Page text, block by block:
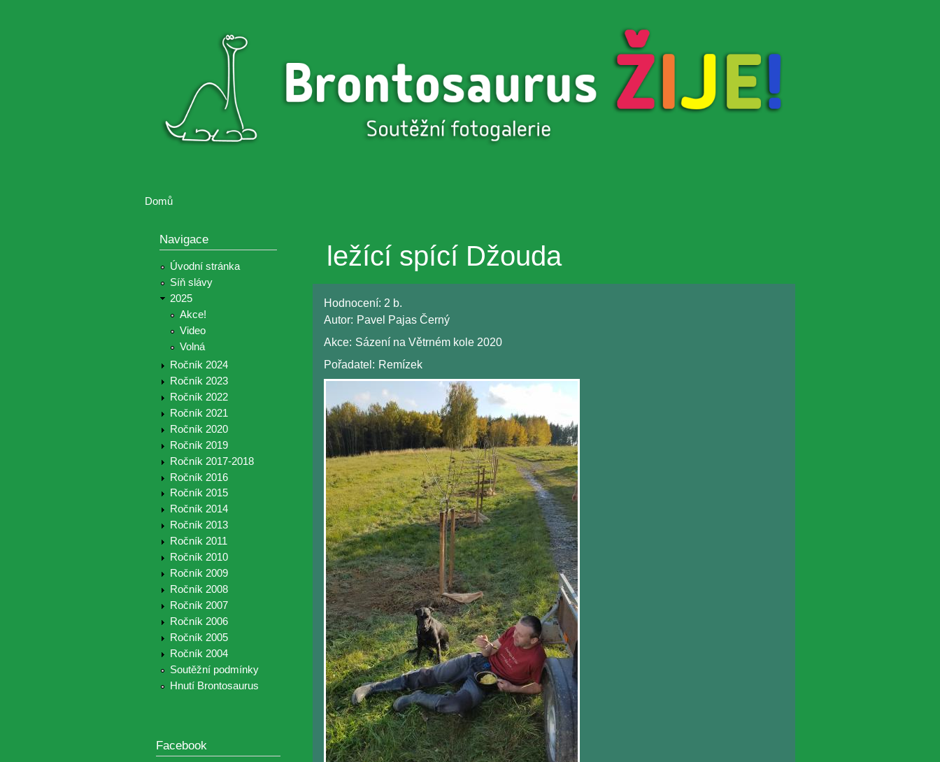
Brontosaurus
Brontosaurus
Domů
Navigace
Úvodní stránka
Síň slávy
2025
Akce!
Video
Volná
Ročník 2024
Ročník 2023
Ročník 2022
Ročník 2021
Ročník 2020
Ročník 2019
Ročník 2017-2018
Ročník 2016
Ročník 2015
Ročník 2014
Ročník 2013
Ročník 2011
Ročník 2010
Ročník 2009
Ročník 2008
Ročník 2007
Ročník 2006
Ročník 2005
Ročník 2004
Soutěžní podmínky
Hnutí Brontosaurus
Facebook
ležící spící Džouda
Hodnocení: 2 b.
Autor: Pavel Pajas Černý
Akce: Sázení na Větrném kole 2020
Pořadatel: Remízek